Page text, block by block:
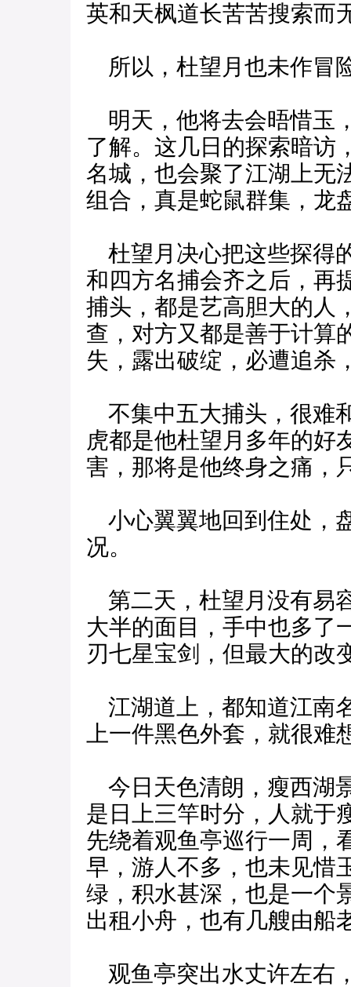
英和天枫道长苦苦搜索而
所以，杜望月也未作冒
明天，他将去会晤惜玉
了解。这几日的探索暗访
名城，也会聚了江湖上无
组合，真是蛇鼠群集，龙
杜望月决心把这些探得
和四方名捕会齐之后，再
捕头，都是艺高胆大的人
查，对方又都是善于计算
失，露出破绽，必遭追杀
不集中五大捕头，很难
虎都是他杜望月多年的好
害，那将是他终身之痛，
小心翼翼地回到住处，
况。
第二天，杜望月没有易
大半的面目，手中也多了
刃七星宝剑，但最大的改
江湖道上，都知道江南
上一件黑色外套，就很难
今日天色清朗，瘦西湖
是日上三竿时分，人就于
先绕着观鱼亭巡行一周，
早，游人不多，也未见惜
绿，积水甚深，也是一个
出租小舟，也有几艘由船
观鱼亭突出水丈许左右